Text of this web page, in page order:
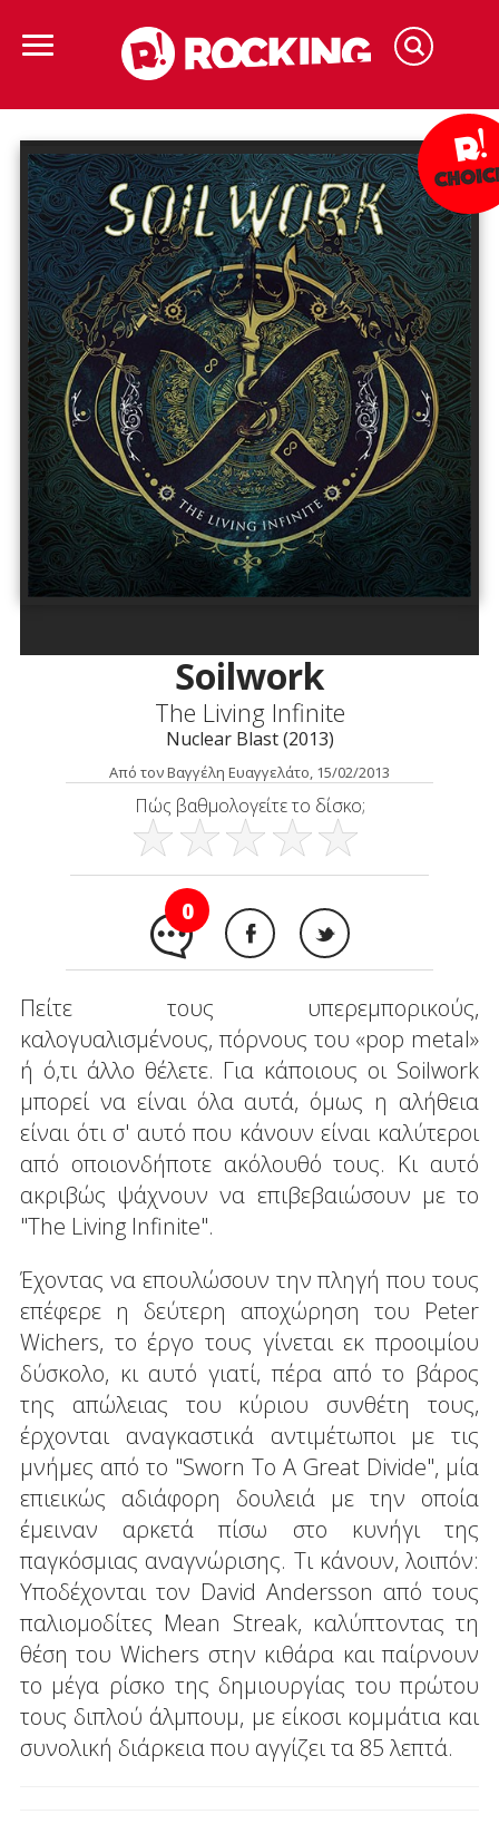
Soilwork
The Living Infinite
Nuclear Blast (2013)
Από τον Βαγγέλη Ευαγγελάτο, 15/02/2013
Πώς βαθμολογείτε το δίσκο;
0
Πείτε τους υπερεμπορικούς,
καλογυαλισμένους, πόρνους του «pop metal»
ή ό,τι άλλο θέλετε. Για κάποιους οι Soilwork
μπορεί να είναι όλα αυτά, όμως η αλήθεια
είναι ότι σ' αυτό που κάνουν είναι καλύτεροι
από οποιονδήποτε ακόλουθό τους. Κι αυτό
ακριβώς ψάχνουν να επιβεβαιώσουν με το
"The Living Infinite".
Έχοντας να επουλώσουν την πληγή που τους
επέφερε η δεύτερη αποχώρηση του Peter
Wichers, το έργο τους γίνεται εκ προοιμίου
δύσκολο, κι αυτό γιατί, πέρα από το βάρος
της απώλειας του κύριου συνθέτη τους,
έρχονται αναγκαστικά αντιμέτωποι με τις
μνήμες από το "Sworn To A Great Divide", μία
επιεικώς αδιάφορη δουλειά με την οποία
έμειναν αρκετά πίσω στο κυνήγι της
παγκόσμιας αναγνώρισης. Τι κάνουν, λοιπόν:
Υποδέχονται τον David Andersson από τους
παλιομοδίτες Mean Streak, καλύπτοντας τη
θέση του Wichers στην κιθάρα και παίρνουν
το μέγα ρίσκο της δημιουργίας του πρώτου
τους διπλού άλμπουμ, με είκοσι κομμάτια και
συνολική διάρκεια που αγγίζει τα 85 λεπτά.